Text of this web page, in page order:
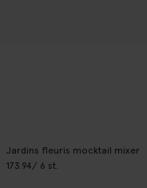
Jardins fleuris mocktail mixer
173.94/ 6 st.